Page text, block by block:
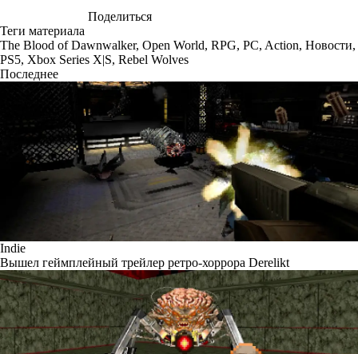
Поделиться
Теги материала
The Blood of Dawnwalker, Open World, RPG, PC, Action, Новости,
PS5, Xbox Series X|S, Rebel Wolves
Последнее
Indie
Вышел геймплейный трейлер ретро-хоррора Derelikt